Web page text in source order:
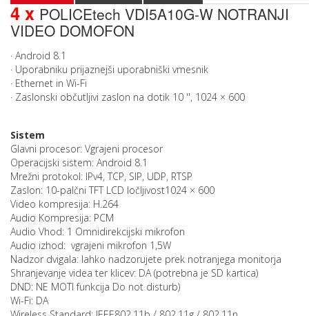
4 x POLICEtech VDI5A10G-W NOTRANJI
VIDEO DOMOFON
· Android 8.1
· Uporabniku prijaznejši uporabniški vmesnik
· Ethernet in Wi-Fi
· Zaslonski občutljivi zaslon na dotik 10 '', 1024 × 600
Sistem
Glavni procesor: Vgrajeni procesor
Operacijski sistem: Android 8.1
Mrežni protokol: IPv4, TCP, SIP, UDP, RTSP
Zaslon: 10-palčni TFT LCD ločljivost1024 × 600
Video kompresija: H.264
Audio Kompresija: PCM
Audio Vhod: 1 Omnidirekcijski mikrofon
Audio izhod: vgrajeni mikrofon 1,5W
Nadzor dvigala: lahko nadzorujete prek notranjega monitorja
Shranjevanje videa ter klicev: DA (potrebna je SD kartica)
DND: NE MOTI funkcija Do not disturb)
Wi-Fi: DA